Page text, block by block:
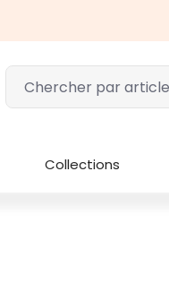
Collections